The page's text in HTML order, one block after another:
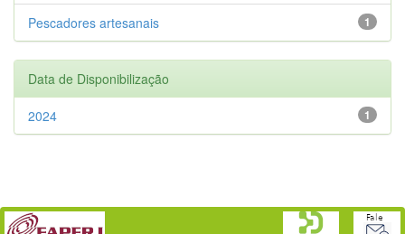
1
Pescadores artesanais
Data de Disponibilização
1
2024